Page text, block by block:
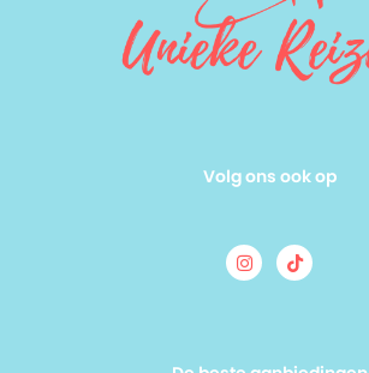
Volg ons ook op